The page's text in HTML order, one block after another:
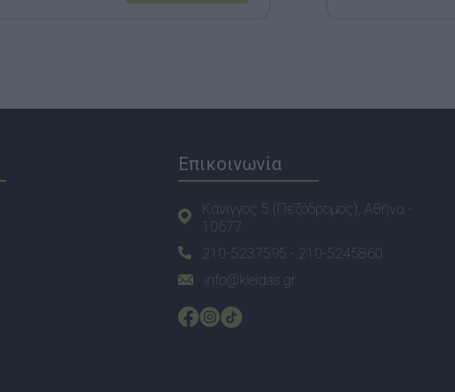
Επικοινωνία
Κάνιγγος 5 (Πεζόδρομος), Αθήνα -
10677
210-5237595 - 210-5245860
info@kleidas.gr